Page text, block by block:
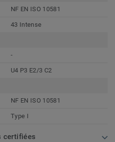
NF EN ISO 10581
43 Intense
-
U4 P3 E2/3 C2
NF EN ISO 10581
Type I
certifiées